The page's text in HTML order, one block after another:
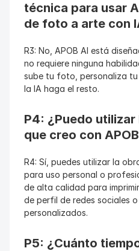
técnica para usar
de foto a arte con
R3: No, APOB AI está
no requiere ninguna
sube tu foto, personaliza
la IA haga el resto.
P4: ¿Puedo
que creo con
R4: Sí, puedes utilizar la
para uso personal o
de alta calidad para
de perfil de redes sociales
personalizados.
P5: ¿Cuánto